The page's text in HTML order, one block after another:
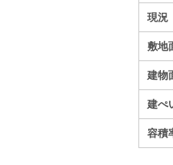
現況
敷地
建物
建ぺ
容積